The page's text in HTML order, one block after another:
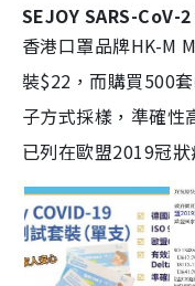
SEJOY SARS-CoV-
香港口罩品牌HK-M
裝$22，而購買500
子方式採樣，準確性
已列在歐盟2019冠